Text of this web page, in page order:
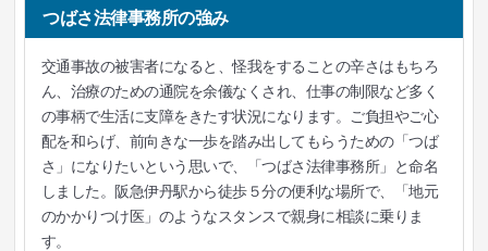
つばさ法律事務所の強み
交通事故の被害者になると、怪我をすることの辛さはもちろ
ん、治療のための通院を余儀なくされ、仕事の制限など多く
の事柄で生活に支障をきたす状況になります。ご負担やご心
配を和らげ、前向きな一歩を踏み出してもらうための「つば
さ」になりたいという思いで、「つばさ法律事務所」と命名
しました。阪急伊丹駅から徒歩５分の便利な場所で、「地元
のかかりつけ医」のようなスタンスで親身に相談に乗りま
す。